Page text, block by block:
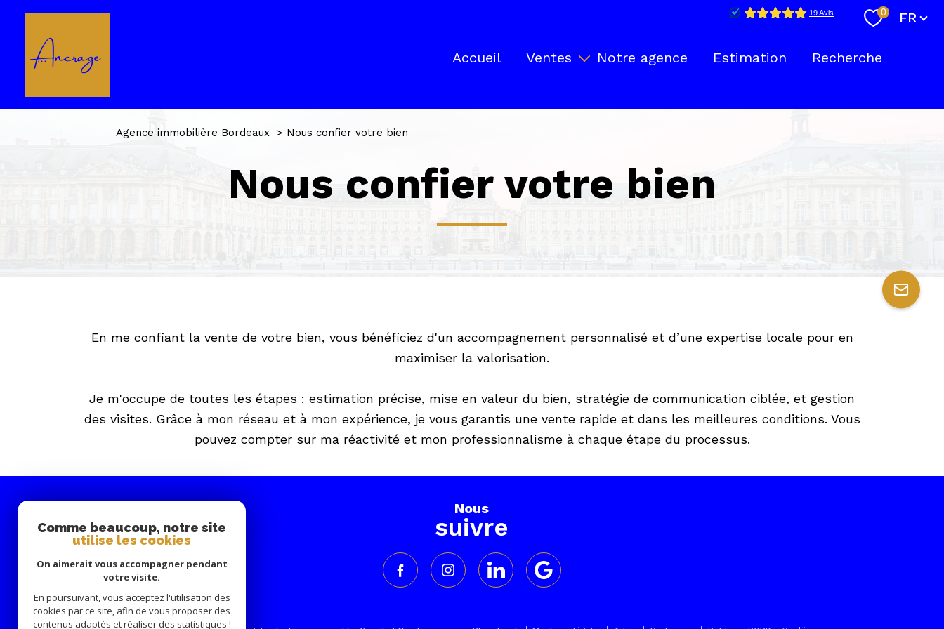
0 FR
Accueil Ventes Notre agence Estimation Recherche
Agence immobilière Bordeaux Nous confier votre bien
nous confier votre bien
En me confiant la vente de votre bien, vous bénéficiez d'un accompagnement personnalisé et d’une expertise locale pour en
maximiser la valorisation.
Je m'occupe de toutes les étapes : estimation précise, mise en valeur du bien, stratégie de communication ciblée, et gestion
des visites. Grâce à mon réseau et à mon expérience, je vous garantis une vente rapide et dans les meilleures conditions. Vous
pouvez compter sur ma réactivité et mon professionnalisme à chaque étape du processus.
Nous
suivre
Comme beaucoup, notre site
utilise les cookies
On aimerait vous accompagner pendant
votre visite.
En poursuivant, vous acceptez l'utilisation des
cookies par ce site, afin de vous proposer des
contenus adaptés et réaliser des statistiques !